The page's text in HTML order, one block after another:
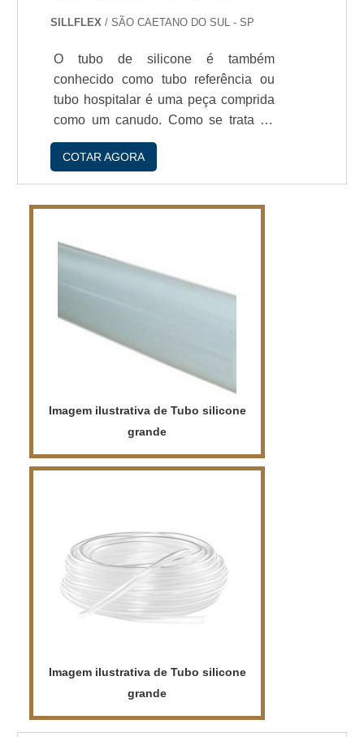
SILLFLEX/ SÃO CAETANO DO SUL - SP
O tubo de silicone é também
conhecido como tubo referência ou
tubo hospitalar é uma peça comprida
como um canudo. Como se trata de
um insumo médico amplamente
utilizado, a decisío de qual tubo de
silicone comprar é uma tarefa
escopo de utilizaçío dessa peça,
quais sío os modelos necessários e
os atributos que este produto deve ter.
COTAR AGORA
Imagem ilustrativa de Tubo silicone
grande
Imagem ilustrativa de Tubo silicone
grande